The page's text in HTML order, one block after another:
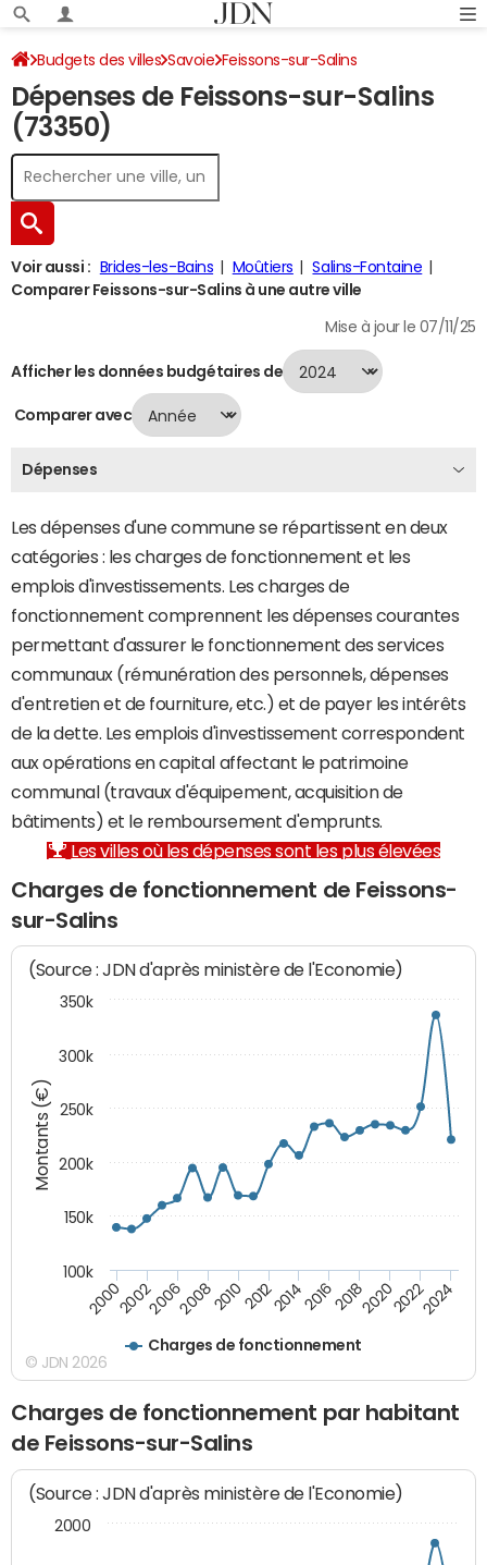
Budgets des villes Savoie Feissons-sur-Salins
Dépenses 2024
Dépenses de Feissons-sur-Salins
(73350)
Voir aussi : Brides-les-Bains Moûtiers
Salins-Fontaine
Comparer Feissons-sur-Salins à une autre ville
Mise à jour le 07/11/25
Afficher les données budgétaires de
Comparer avec
Dépenses
Les dépenses d'une commune se répartissent en deux
catégories : les charges de fonctionnement et les
emplois d'investissements. Les charges de
fonctionnement comprennent les dépenses courantes
permettant d'assurer le fonctionnement des services
communaux (rémunération des personnels, dépenses
d'entretien et de fourniture, etc.) et de payer les intérêts
de la dette. Les emplois d'investissement correspondent
aux opérations en capital affectant le patrimoine
communal (travaux d'équipement, acquisition de
bâtiments) et le remboursement d'emprunts.
Les villes où les dépenses sont les plus élevées
Charges de fonctionnement de Feissons-
sur-Salins
Montants (€)
(Source : JDN d'après ministère de l'Economie)
Charges de fonctionnement
200020022006200820102012201420162018202020222024
100k
150k
200k
250k
300k
350k
© JDN 2026
Charges de fonctionnement par habitant
de Feissons-sur-Salins
(Source : JDN d'après ministère de l'Economie)
2000